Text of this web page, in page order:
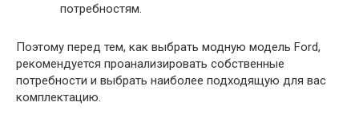
потребностям.
Поэтому перед тем, как выбрать модную модель Ford,
рекомендуется проанализировать собственные
потребности и выбрать наиболее подходящую для вас
комплектацию.